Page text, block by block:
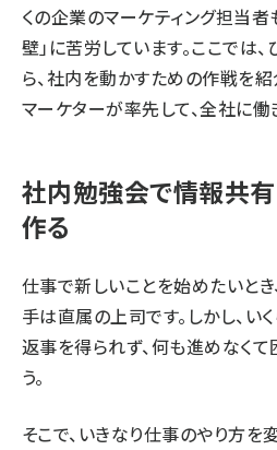
くの企業のマーケティング担当者
壁」に苦労しています。ここでは
ら、社内を動かすための作戦を
マーケターが率先して、全社に働
社内勉強会で情報共
作る
仕事で新しいことを始めたいと
手は直属の上司です。しかし、い
返事を得られず、何も進めなくて
う。
そこで、いきなり仕事のやり方を